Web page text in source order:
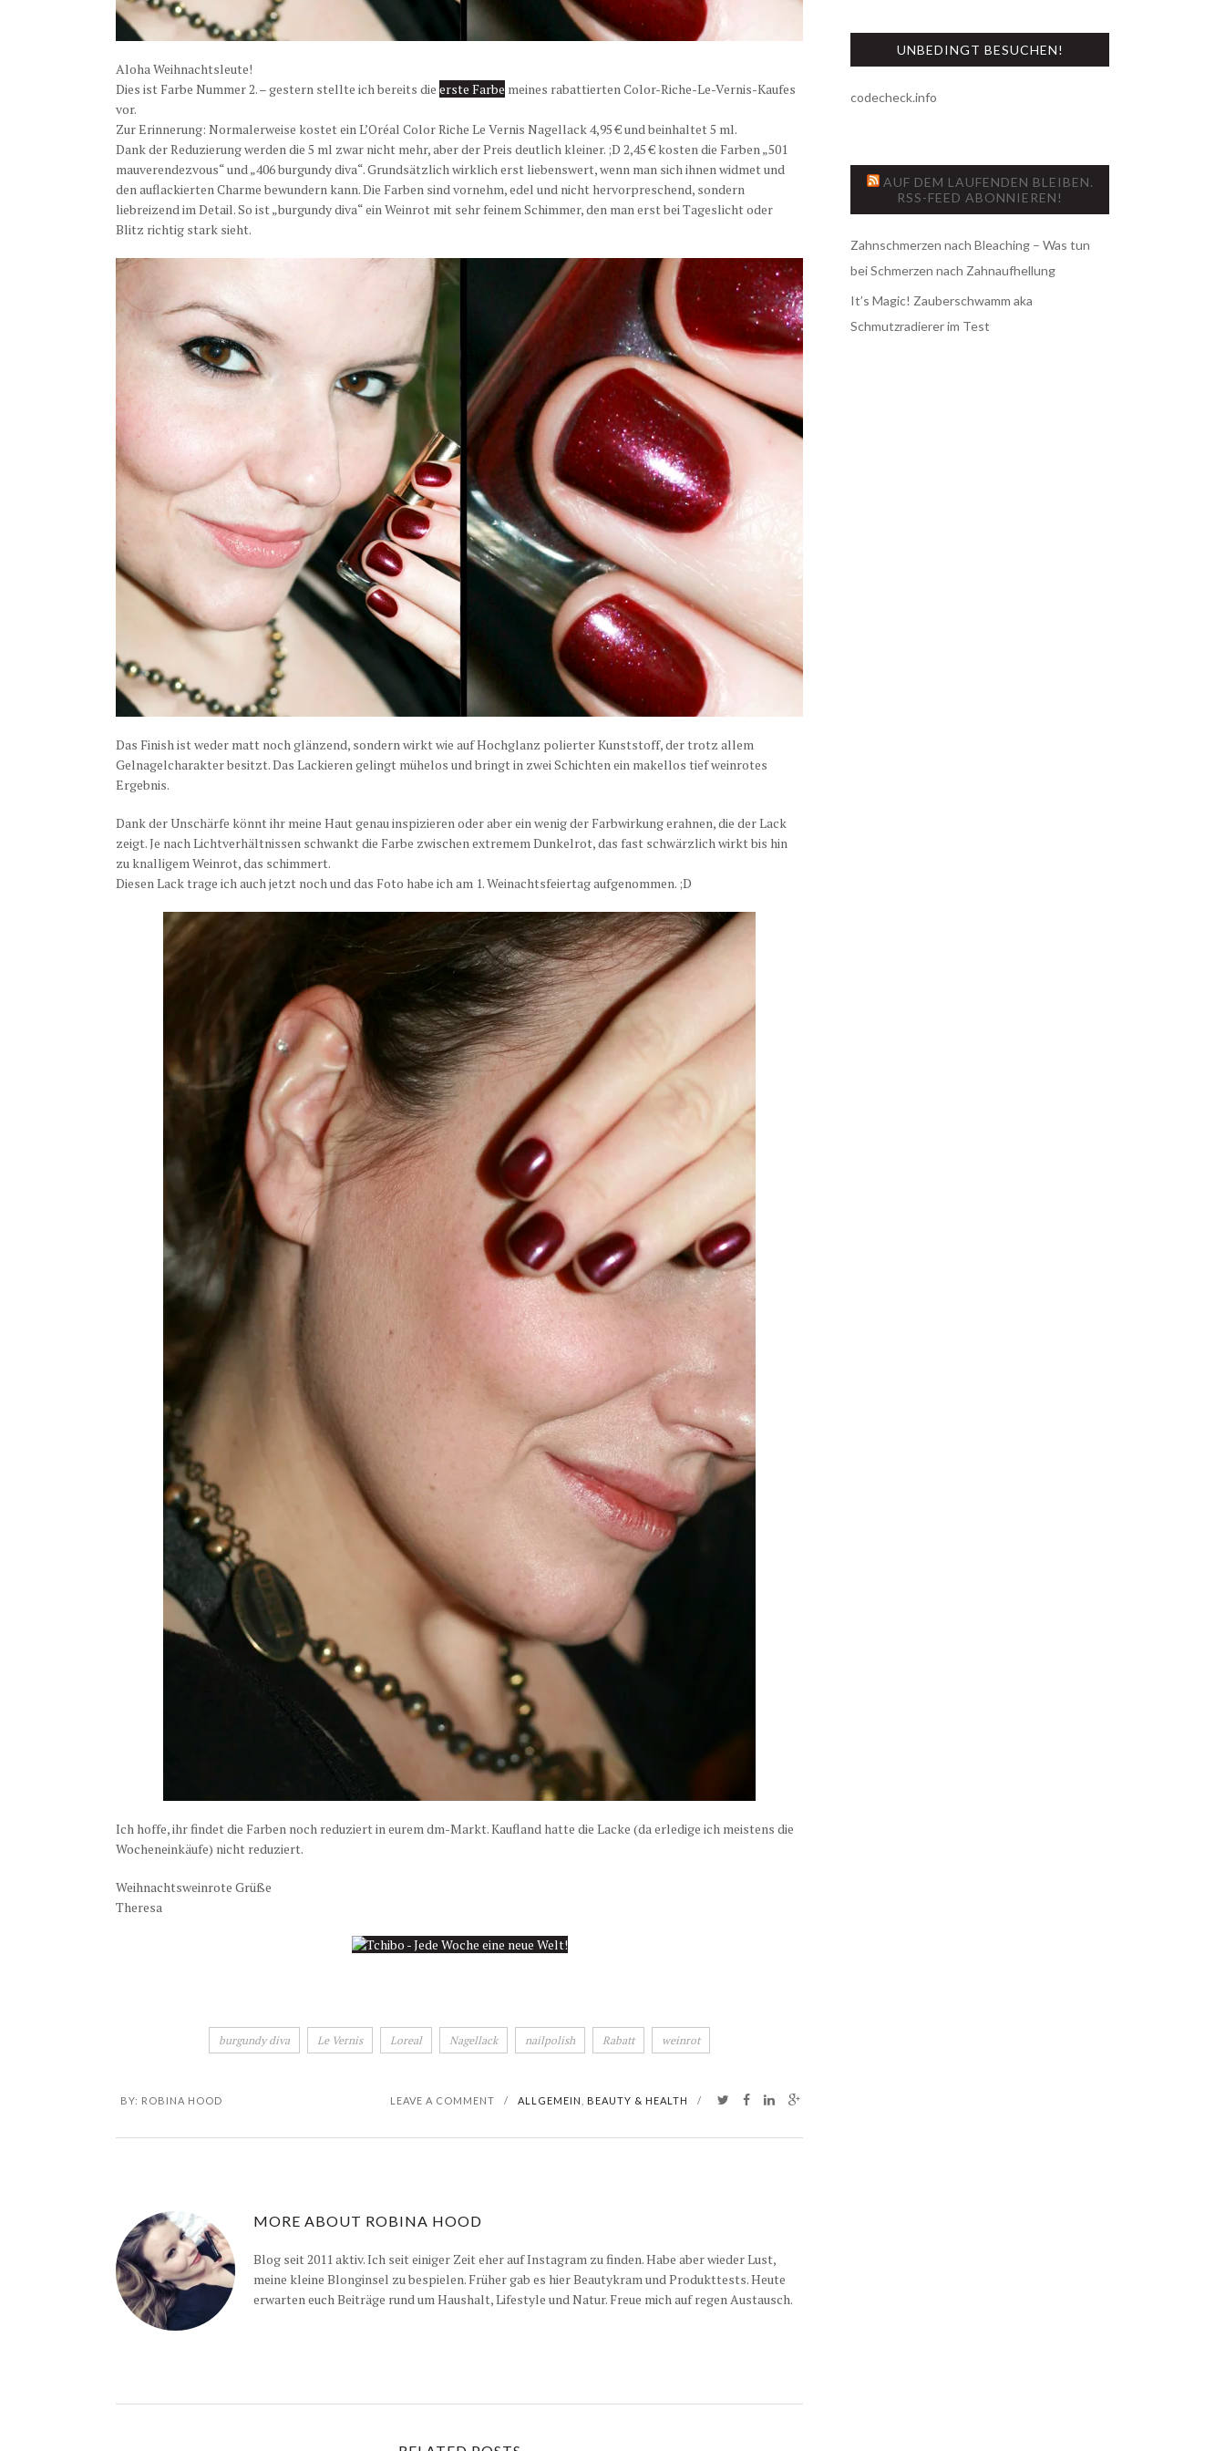
Aloha Weihnachtsleute!
Dies ist Farbe Nummer 2. – gestern stellte ich bereits die erste Farbe meines rabattierten Color-Riche-Le-Vernis-Kaufes
vor.
Zur Erinnerung: Normalerweise kostet ein L’Oréal Color Riche Le Vernis Nagellack 4,95 € und beinhaltet 5 ml.
Dank der Reduzierung werden die 5 ml zwar nicht mehr, aber der Preis deutlich kleiner. ;D 2,45 € kosten die Farben „501
mauverendezvous“ und „406 burgundy diva“. Grundsätzlich wirklich erst liebenswert, wenn man sich ihnen widmet und
den auflackierten Charme bewundern kann. Die Farben sind vornehm, edel und nicht hervorpreschend, sondern
liebreizend im Detail. So ist „burgundy diva“ ein Weinrot mit sehr feinem Schimmer, den man erst bei Tageslicht oder
Blitz richtig stark sieht.
Das Finish ist weder matt noch glänzend, sondern wirkt wie auf Hochglanz polierter Kunststoff, der trotz allem
Gelnagelcharakter besitzt. Das Lackieren gelingt mühelos und bringt in zwei Schichten ein makellos tief weinrotes
Ergebnis.
Dank der Unschärfe könnt ihr meine Haut genau inspizieren oder aber ein wenig der Farbwirkung erahnen, die der Lack
zeigt. Je nach Lichtverhältnissen schwankt die Farbe zwischen extremem Dunkelrot, das fast schwärzlich wirkt bis hin
zu knalligem Weinrot, das schimmert.
Diesen Lack trage ich auch jetzt noch und das Foto habe ich am 1. Weinachtsfeiertag aufgenommen. ;D
Ich hoffe, ihr findet die Farben noch reduziert in eurem dm-Markt. Kaufland hatte die Lacke (da erledige ich meistens die
Wocheneinkäufe) nicht reduziert.
Weihnachtsweinrote Grüße
Theresa
burgundy diva Le Vernis Loreal Nagellack nailpolish Rabatt weinrot
BY: ROBINA HOOD LEAVE A COMMENT / ALLGEMEIN BEAUTY & HEALTH /
MORE ABOUT ROBINA HOOD
Blog seit 2011 aktiv. Ich seit einiger Zeit eher auf Instagram zu finden. Habe aber wieder Lust,
meine kleine Blonginsel zu bespielen. Früher gab es hier Beautykram und Produkttests. Heute
erwarten euch Beiträge rund um Haushalt, Lifestyle und Natur. Freue mich auf regen Austausch.
UNBEDINGT BESUCHEN!
codecheck.info
AUF DEM LAUFENDEN BLEIBEN.
RSS-FEED ABONNIEREN!
Zahnschmerzen nach Bleaching – Was tun
bei Schmerzen nach Zahnaufhellung
It’s Magic! Zauberschwamm aka
Schmutzradierer im Test